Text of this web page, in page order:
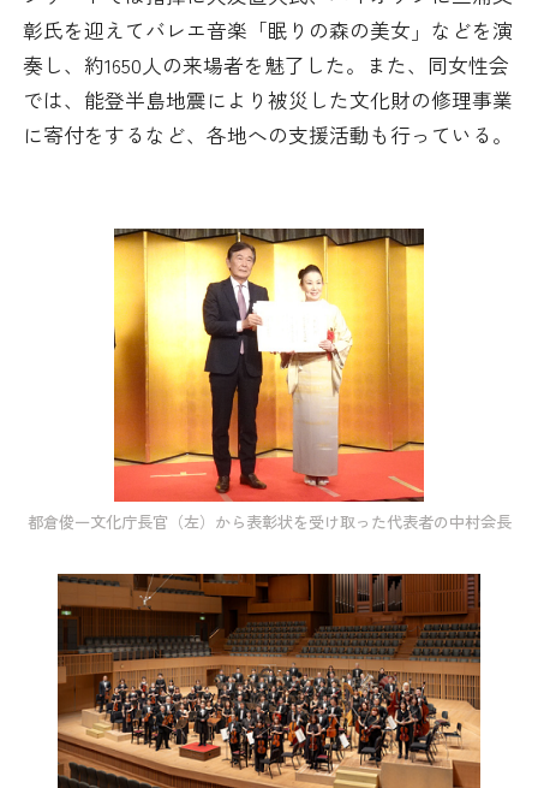
日商創立100周年宣言
情報公開
アクセス
所信
彰氏を迎えてバレエ音楽「眠りの森の美女」などを演
奏し、約1650人の来場者を魅了した。また、同女性会
では、能登半島地震により被災した文化財の修理事業
に寄付をするなど、各地への支援活動も行っている。
都倉俊一文化庁長官（左）から表彰状を受け取った代表者の中村会長